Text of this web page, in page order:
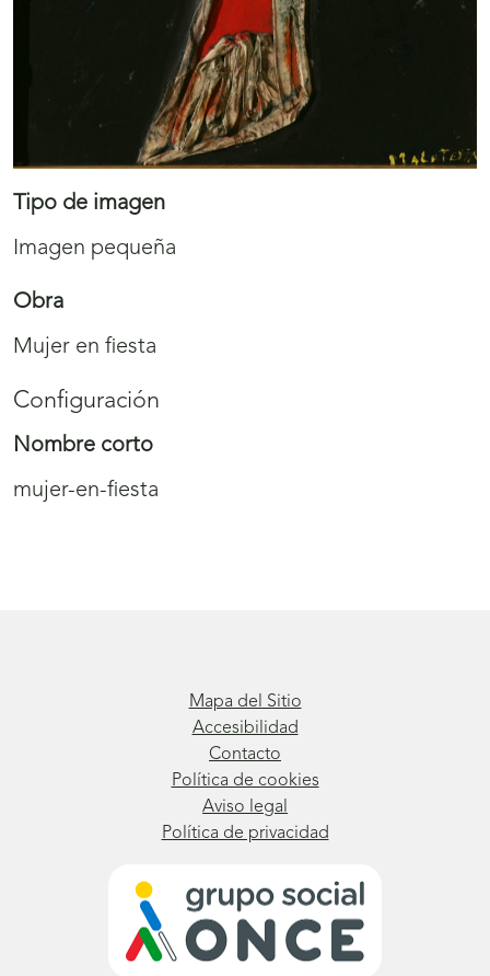
Tipo de imagen
Imagen pequeña
Obra
Mujer en fiesta
Configuración
Nombre corto
mujer-en-fiesta
Mapa del Sitio
Accesibilidad
Contacto
Política de cookies
Aviso legal
Política de privacidad